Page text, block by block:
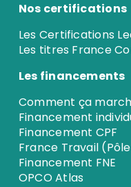
Nos certifications
Les Certifications
Les titres France
Les financements
Comment ça
Financement
Financement CPF
France Travail
Financement FNE
OPCO Atlas